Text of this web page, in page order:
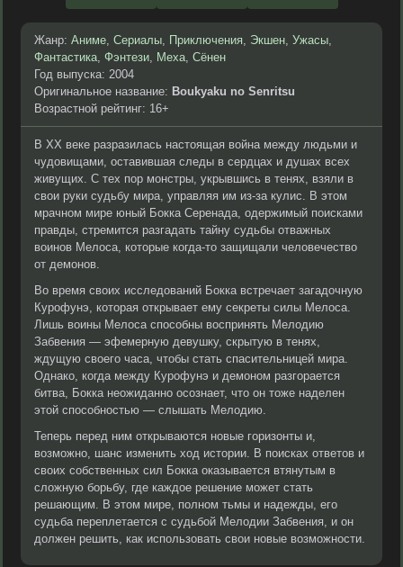
Жанр: Аниме, Сериалы, Приключения, Экшен, Ужасы,
Фантастика, Фэнтези, Меха, Сёнен
Год выпуска: 2004
Оригинальное название: Boukyaku no Senritsu
Возрастной рейтинг: 16+
В XX веке разразилась настоящая война между людьми и
чудовищами, оставившая следы в сердцах и душах всех
живущих. С тех пор монстры, укрывшись в тенях, взяли в
свои руки судьбу мира, управляя им из-за кулис. В этом
мрачном мире юный Бокка Серенада, одержимый поисками
правды, стремится разгадать тайну судьбы отважных
воинов Мелоса, которые когда-то защищали человечество
от демонов.
Во время своих исследований Бокка встречает загадочную
Курофунэ, которая открывает ему секреты силы Мелоса.
Лишь воины Мелоса способны воспринять Мелодию
Забвения — эфемерную девушку, скрытую в тенях,
ждущую своего часа, чтобы стать спасительницей мира.
Однако, когда между Курофунэ и демоном разгорается
битва, Бокка неожиданно осознает, что он тоже наделен
этой способностью — слышать Мелодию.
Теперь перед ним открываются новые горизонты и,
возможно, шанс изменить ход истории. В поисках ответов и
своих собственных сил Бокка оказывается втянутым в
сложную борьбу, где каждое решение может стать
решающим. В этом мире, полном тьмы и надежды, его
судьба переплетается с судьбой Мелодии Забвения, и он
должен решить, как использовать свои новые возможности.